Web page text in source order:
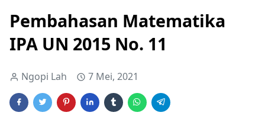
Pembahasan Matematika
IPA UN 2015 No. 11
Ngopi Lah 7 Mei, 2021